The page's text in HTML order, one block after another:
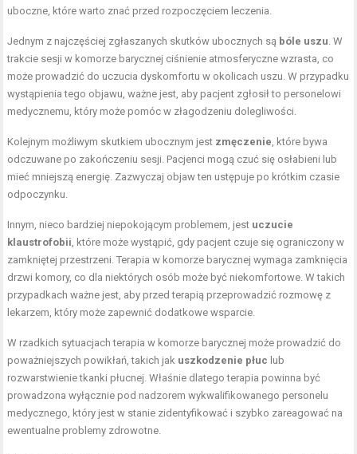
uboczne, które warto znać przed rozpoczęciem leczenia.
Jednym z najczęściej zgłaszanych skutków ubocznych są bóle uszu. W
trakcie sesji w komorze barycznej ciśnienie atmosferyczne wzrasta, co
może prowadzić do uczucia dyskomfortu w okolicach uszu. W przypadku
wystąpienia tego objawu, ważne jest, aby pacjent zgłosił to personelowi
medycznemu, który może pomóc w złagodzeniu dolegliwości.
Kolejnym możliwym skutkiem ubocznym jest zmęczenie, które bywa
odczuwane po zakończeniu sesji. Pacjenci mogą czuć się osłabieni lub
mieć mniejszą energię. Zazwyczaj objaw ten ustępuje po krótkim czasie
odpoczynku.
Innym, nieco bardziej niepokojącym problemem, jest uczucie
klaustrofobii, które może wystąpić, gdy pacjent czuje się ograniczony w
zamkniętej przestrzeni. Terapia w komorze barycznej wymaga zamknięcia
drzwi komory, co dla niektórych osób może być niekomfortowe. W takich
przypadkach ważne jest, aby przed terapią przeprowadzić rozmowę z
lekarzem, który może zapewnić dodatkowe wsparcie.
W rzadkich sytuacjach terapia w komorze barycznej może prowadzić do
poważniejszych powikłań, takich jak uszkodzenie płuc lub
rozwarstwienie tkanki płucnej. Właśnie dlatego terapia powinna być
prowadzona wyłącznie pod nadzorem wykwalifikowanego personelu
medycznego, który jest w stanie zidentyfikować i szybko zareagować na
ewentualne problemy zdrowotne.